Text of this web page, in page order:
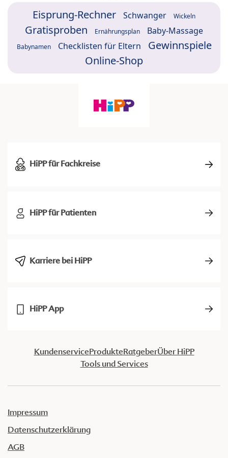
Eisprung-Rechner Schwanger Wickeln
Gratisproben Ernährungsplan Baby-Massage
Babynamen Checklisten für Eltern
Gewinnspiele
Online-Shop
HiPP für Fachkreise
HiPP für Patienten
Karriere bei HiPP
HiPP App
KundenserviceProdukteRatgeberÜber HiPP
Tools und Services
Impressum
Datenschutzerklärung
AGB